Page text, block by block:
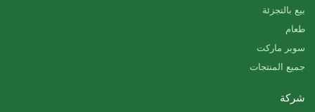
بيع بالتجزئة
طعام
سوبر ماركت
جميع المنتجات
شركة